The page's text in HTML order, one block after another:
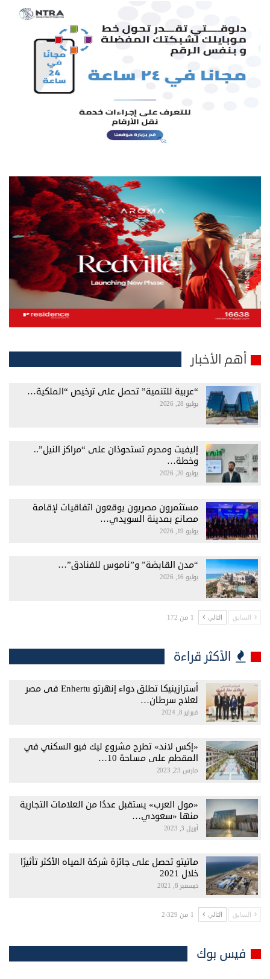
أهم الأخبار
“عربية للتنمية” تحصل على ترخيص “الملكية…
يوليو 28, 2026
إليفيت ومحرم تستحوذان على “مراكز النيل”..
وخطة…
يوليو 20, 2026
مستثمرون مصريون يوقعون اتفاقيات لإقامة
مصانع بمدينة السويدي…
يوليو 19, 2026
“مدن القابضة” و”ناموس للفنادق”…
يوليو 16, 2026
السابق التالي 1 من 172
الأكثر قراءة
أسترازينيكا تطلق دواء إنهرتو Enhertu فى مصر
لعلاج سرطان…
فبراير 8, 2024
«إكس لاند» تطرح مشروع ليك فيو السكني في
المقطم على مساحة 10…
مارس 23, 2023
«مول العرب» يستقبل عددًا من العلامات التجارية
منها «سعودي…
أبريل 3, 2023
ماتيتو تحصل على جائزة شركة المياه الأكثر تأثيرًا
خلال 2021
ديسمبر 8, 2021
السابق التالي 1 من 2٬329
فيس بوك